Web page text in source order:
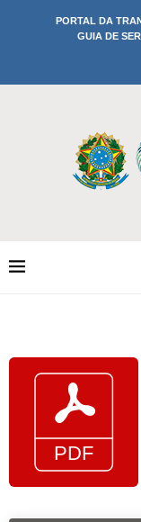
PORTAL DA
GUIA DE